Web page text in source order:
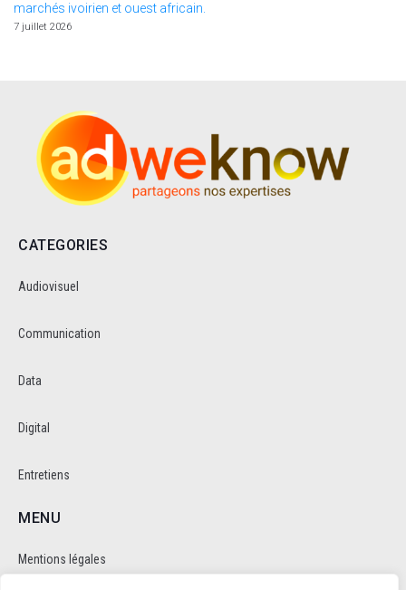
marchés ivoirien et ouest africain.
7 juillet 2026
CATEGORIES
Audiovisuel
Communication
Data
Digital
Entretiens
MENU
Mentions légales